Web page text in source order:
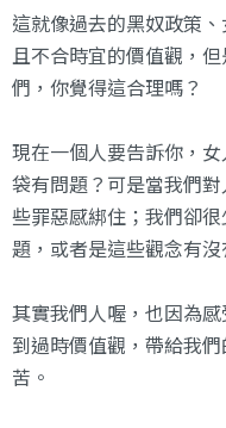
這就像過去的黑奴政策
且不合時宜的價值觀，
們，你覺得這合理嗎？
現在一個人要告訴你，
袋有問題？可是當我們
些罪惡感綁住；我們卻
題，或者是這些觀念有沒
其實我們人喔，也因為
到過時價值觀，帶給我
苦。